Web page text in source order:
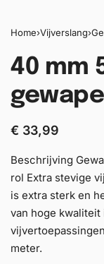
Home›Vijverslang›
40 mm
€ 33,99
Beschrijving
rol Extra stevige
is extra sterk en
van hoge
meter.